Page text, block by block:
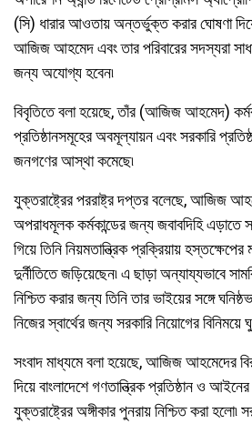
(সি) ধারার আওতায় অন্তর্ভুক্ত করার ঘোষণা
আজিজ আহমেদ এবং তার পরিবারের সদস্যরা
জন্য অযোগ্য হবেন৷
বিবৃতিতে বলা হয়েছে, তাঁর (আজিজ আহমেদ)
প্রতিষ্ঠানসমূহের অবমূল্যায়ন এবং সরকারি
জনগণের আস্থা কমেছে৷
যুক্তরাষ্ট্রের পররাষ্ট্র দপ্তর বলেছে, আজিজ
অপরাধমূলক কর্মকান্ডের জন্য জবাবদিহি এড়াতে
গিয়ে তিনি নিয়মতান্ত্রিক প্রক্রিয়ায়
দুর্নীতিতে জড়িয়েছেন৷ এ ছাড়া অন্যায্যভাবে
নিশ্চিত করার জন্য তিনি তার ভাইয়ের সঙ্গে
নিজের স্বার্থের জন্য সরকারি নিয়োগের বিনিময়ে
সংবাদ মাধ্যমে বলা হয়েছে, আজিজ আহমেদের
দিয়ে বাংলাদেশে গণতান্ত্রিক প্রতিষ্ঠান ও
যুক্তরাষ্ট্রের অঙ্গীকার পুনরায় নিশ্চিত করা